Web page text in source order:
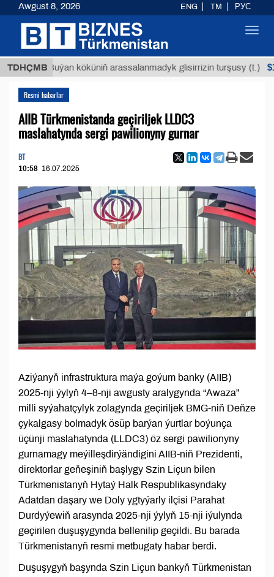
TDHÇMB
Buýan köküniň arassalanmadyk glisirrizin turşusy (t.)
Resmi habarlar
AIIB Türkmenistanda geçiriljek LLDC3
maslahatynda sergi pawilionyny gurnar
BT
10:58 16.07.2025
Aziýanyň infrastruktura maýa goýum banky (AIIB)
2025-nji ýylyň 4–8-nji awgusty aralygynda “Awaza”
milli syýahatçylyk zolagynda geçiriljek BMG-niň Deňze
çykalgasy bolmadyk ösüp barýan ýurtlar boýunça
üçünji maslahatynda (LLDC3) öz sergi pawilionyny
gurnamagy meýilleşdirýändigini AIIB-niň Prezidenti,
direktorlar geňeşiniň başlygy Szin Liçun bilen
Türkmenistanyň Hytaý Halk Respublikasyndaky
Adatdan daşary we Doly ygtyýarly ilçisi Parahat
Durdyýewiň arasynda 2025-nji ýylyň 15-nji iýulynda
geçirilen duşuşygynda bellenilip geçildi. Bu barada
Türkmenistanyň resmi metbugaty habar berdi.
Duşuşygyň başynda Szin Liçun bankyň Türkmenistan
Awgust 8, 2026 ENG TM РУС